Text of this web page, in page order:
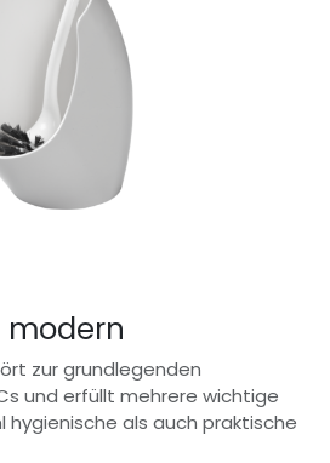
zur grundlegenden
und erfüllt mehrere wichtige
hygienische als auch praktische